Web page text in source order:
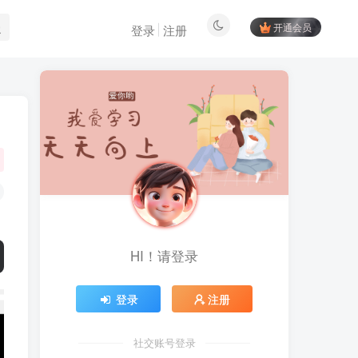
开通会员
登录 注册
HI！请登录
登录 注册
社交账号登录